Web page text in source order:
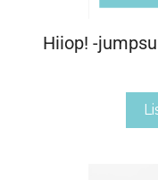
Hiiop! -